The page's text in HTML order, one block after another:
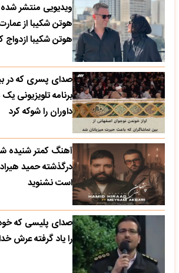
ویدیویی منتشر
هوتن شکیبا از
هوتن شکیبا ازدواج
صدای پسری که در
برنامه تلویزیونی یک
داوران را شوکه کرد
آهنگ کمتر شنیده
درگذشته حمید
است نشنوید
صدای پلیسی که
را یاد گرفته عرش خدا